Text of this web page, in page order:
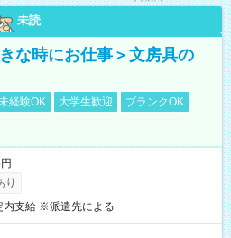
未読
な時にお仕事＞文房具の
経験OK 大学生歓迎
ブランクOK
り
内支給 ※派遣先による